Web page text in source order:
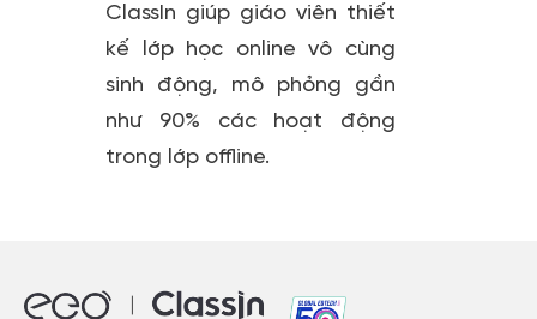
ClassIn giúp giáo viên thiết
kế lớp học online vô cùng
sinh động, mô phỏng gần
như 90% các hoạt động
trong lớp offline.